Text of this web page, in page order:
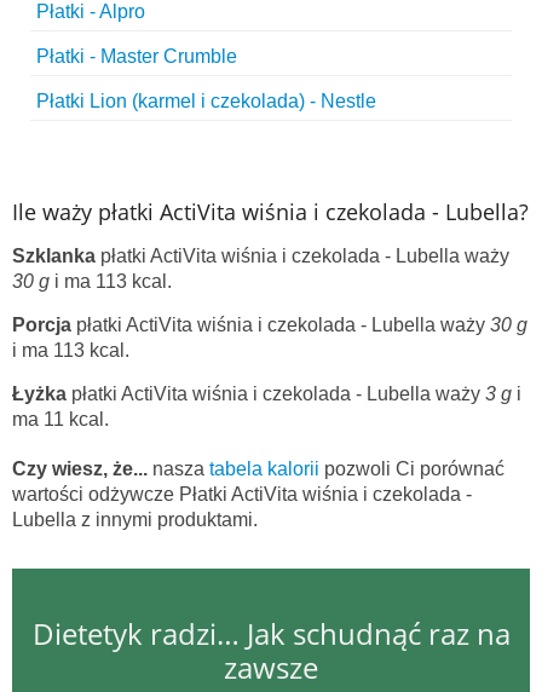
Płatki - Alpro
Płatki - Master Crumble
Płatki Lion (karmel i czekolada) - Nestle
Ile waży płatki ActiVita wiśnia i czekolada - Lubella?
Szklanka płatki ActiVita wiśnia i czekolada - Lubella waży
30 g i ma 113 kcal.
Porcja płatki ActiVita wiśnia i czekolada - Lubella waży 30 g
i ma 113 kcal.
Łyżka płatki ActiVita wiśnia i czekolada - Lubella waży 3 g i
ma 11 kcal.
Czy wiesz, że... nasza tabela kalorii pozwoli Ci porównać
wartości odżywcze Płatki ActiVita wiśnia i czekolada -
Lubella z innymi produktami.
Dietetyk radzi… Jak schudnąć raz na
zawsze